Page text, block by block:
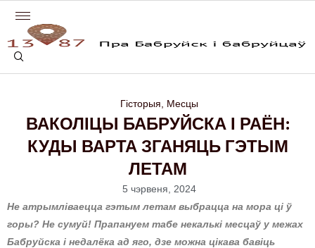
Гісторыя Месцы
ВАКОЛІЦЫ БАБРУЙСКА І РАЁН:
КУДЫ ВАРТА ЗГАНЯЦЬ ГЭТЫМ
ЛЕТАМ
5 чэрвеня, 2024
Не атрымліваецца гэтым летам выбрацца на мора ці ў
горы? Не сумуй! Прапануем табе некалькі месцаў у межах
Бабруйска і недалёка ад яго, дзе можна цікава бавіць